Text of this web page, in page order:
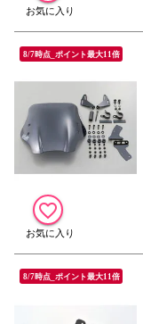
8/7時点_ポイント最大11倍
8/7時点_ポイント最大11倍